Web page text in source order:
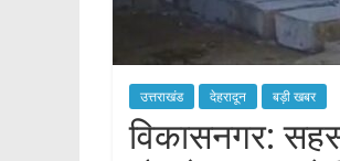
उत्तराखंड देहरादून बड़ी खबर
विकासनगर: